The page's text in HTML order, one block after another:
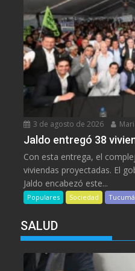
3 de agosto de 2026
Jaldo entregó 38
Con esta entrega, el
viviendas proyectadas. El
Jaldo encabezó este...
Populares Sociedad
SALUD